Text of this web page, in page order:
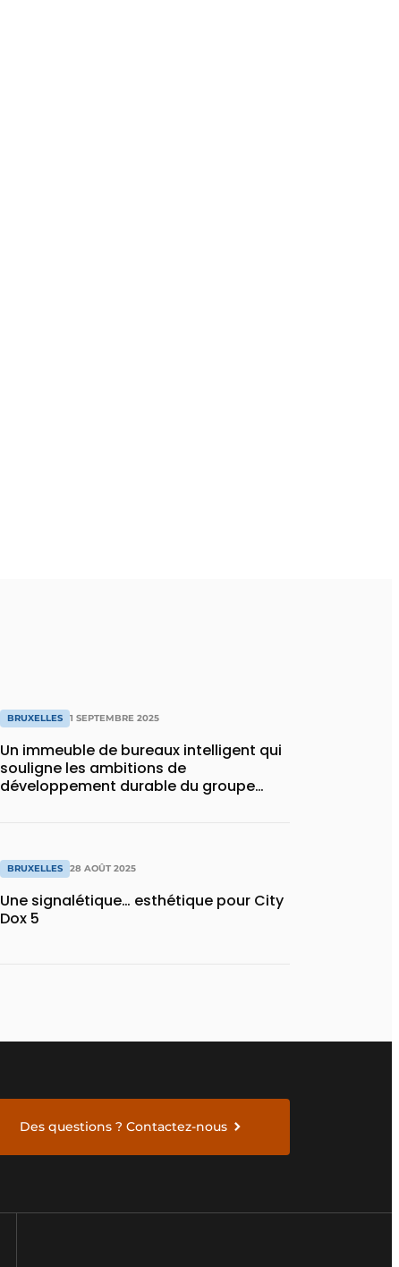
BRUXELLES 1 SEPTEMBRE 2025
Un immeuble de bureaux intelligent qui
souligne les ambitions de
développement durable du groupe
BRUXELLES 28 AOÛT 2025
Une signalétique… esthétique pour City
Dox 5
Des questions ? Contactez-nous